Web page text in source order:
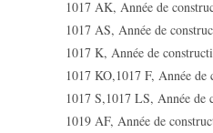
1017 AK, Année de
1017 AS, Année de
1017 K, Année de
1017 KO,1017 F, Année
1017 S,1017 LS, Année
1019 AF, Année de